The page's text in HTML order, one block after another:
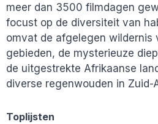
meer dan 3500 filmdagen
focust op de diversiteit van
omvat de afgelegen wildernis
gebieden, de mysterieuze
de uitgestrekte Afrikaanse
diverse regenwouden in Zuid-
Toplijsten